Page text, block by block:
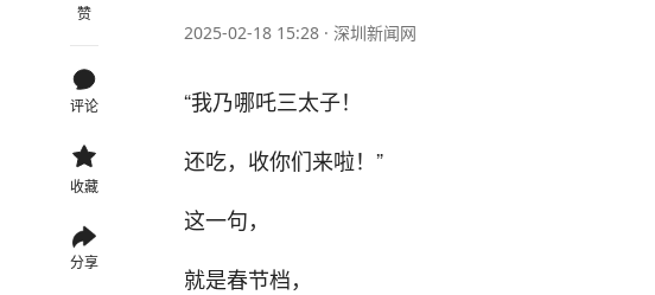
赞
评论
收藏
分享
2025-02-18 15:28 · 深圳新闻网
“我乃哪吒三太子！
还吃，收你们来啦！”
这一句，
就是春节档，